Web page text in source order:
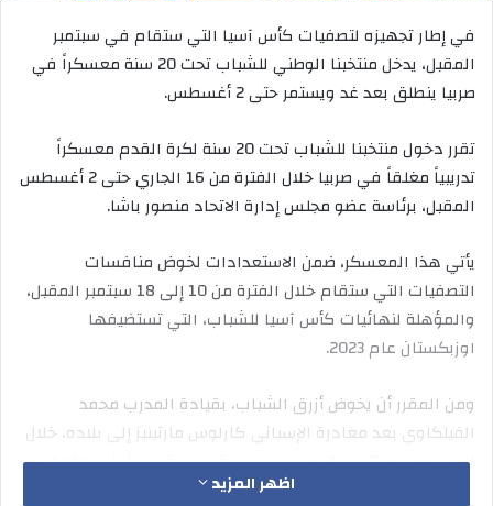
في إطار تجهيزه لتصفيات كأس آسيا التي ستقام في سبتمبر
المقبل، يدخل منتخبنا الوطني للشباب تحت 20 سنة معسكراً في
صربيا ينطلق بعد غد ويستمر حتى 2 أغسطس.
تقرر دخول منتخبنا للشباب تحت 20 سنة لكرة القدم معسكراً
تدريبياً مغلقاً في صربيا خلال الفترة من 16 الجاري حتى 2 أغسطس
المقبل، برئاسة عضو مجلس إدارة الاتحاد منصور باشا.
يأتي هذا المعسكر، ضمن الاستعدادات لخوض منافسات
التصفيات التي ستقام خلال الفترة من 10 إلى 18 سبتمبر المقبل،
والمؤهلة لنهائيات كأس آسيا للشباب، التي تستضيفها
اوزبكستان عام 2023.
ومن المقرر أن يخوض أزرق الشباب، بقيادة المدرب محمد
الفيلكاوي بعد مغادرة الإسباني كارلوس مارتينيز إلى بلاده، خلال
المعسكر، من 3 إلى 4 مباريات تجريبية متدرجة، من أجل الوقوف
على المستوى الفني للاعبين، ووضع تصور نهائي عن القائمة التي
اظهر المزيد